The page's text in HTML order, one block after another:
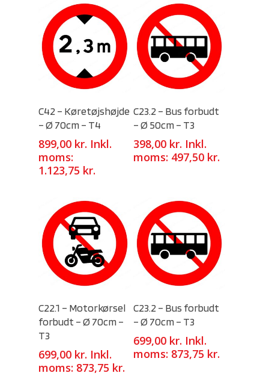
C42 – Køretøjshøjde
– Ø 70cm – T4
899,00 kr. Inkl.
moms:
1.123,75 kr.
C23.2 – Bus forbudt
– Ø 50cm – T3
398,00 kr. Inkl.
moms: 497,50 kr.
C22.1 – Motorkørsel
forbudt – Ø 70cm –
T3
699,00 kr. Inkl.
moms: 873,75 kr.
C23.2 – Bus forbudt
– Ø 70cm – T3
699,00 kr. Inkl.
moms: 873,75 kr.